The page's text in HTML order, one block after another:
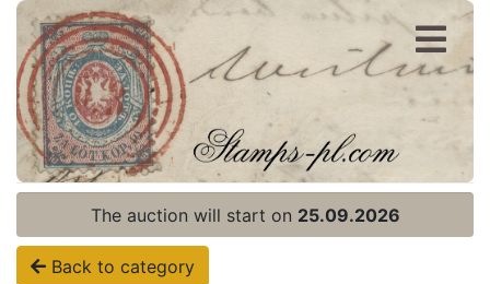
Register
Login
The auction will start on 25.09.2026
Back to category